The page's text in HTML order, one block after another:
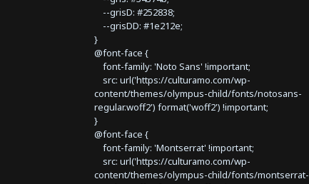
--grisD: #252838;
--grisDD: #1e212e;
}
@font-face {
font-family: 'Noto Sans' !important;
src: url('https://culturamo.com/wp-
content/themes/olympus-child/fonts/notosans-
regular.woff2') format('woff2') !important;
}
@font-face {
font-family: 'Montserrat' !important;
src: url('https://culturamo.com/wp-
content/themes/olympus-child/fonts/montserrat-